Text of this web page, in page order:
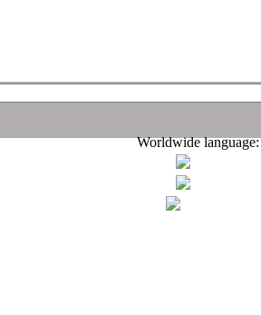
Worldwide language: